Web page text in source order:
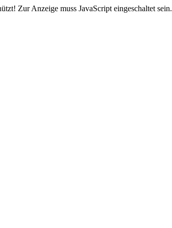
Zur Anzeige muss JavaScript eingeschaltet sein.